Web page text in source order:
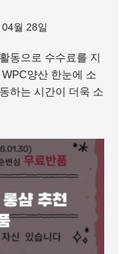
월 28일
동으로 수수료를 지
양산 한눈에 소
하는 시간이 더욱 소